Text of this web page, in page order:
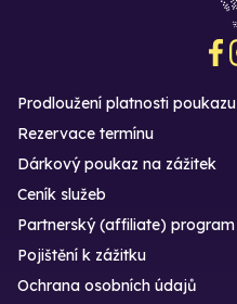
Prodloužení platnosti poukazu
Rezervace termínu
Dárkový poukaz na zážitek
Ceník služeb
Partnerský (affiliate) program
Pojištění k zážitku
Ochrana osobních údajů